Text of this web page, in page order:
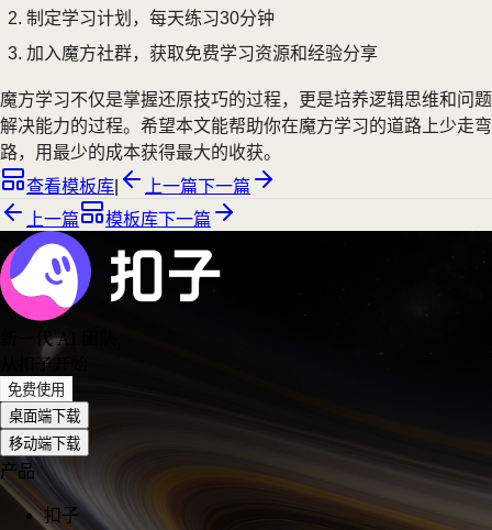
制定学习计划，每天练习30分钟
加入魔方社群，获取免费学习资源和经验分享
魔方学习不仅是掌握还原技巧的过程，更是培养逻辑思维和问题
解决能力的过程。希望本文能帮助你在魔方学习的道路上少走弯
路，用最少的成本获得最大的收获。
查看模板库
上一篇下一篇
上一篇
模板库下一篇
新一代 AI 团队
从扣子开始
免费使用
桌面端下载
移动端下载
产品
扣子